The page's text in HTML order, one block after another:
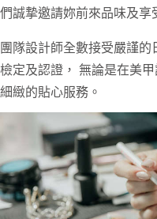
們誠摯邀請妳前來品味及享
團隊設計師全數接受嚴謹
檢定及認證， 無論是在美
細緻的貼心服務。